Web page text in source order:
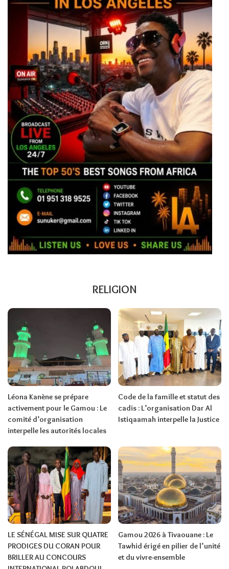
RELIGION
Léona Kanène se prépare
activement pour le Gamou : Le
comité d’organisation
interpelle les autorités locales
Code de la famille et statut des
cadis : L’organisation Dar Al
Istiqaamah interpelle la Justice
LE SÉNÉGAL MISE SUR QUATRE
PRODIGES DU CORAN POUR
BRILLER AU CONCOURS
Gamou 2026 à Tivaouane : Le
Tawhid érigé en pilier de l’unité
et du vivre-ensemble